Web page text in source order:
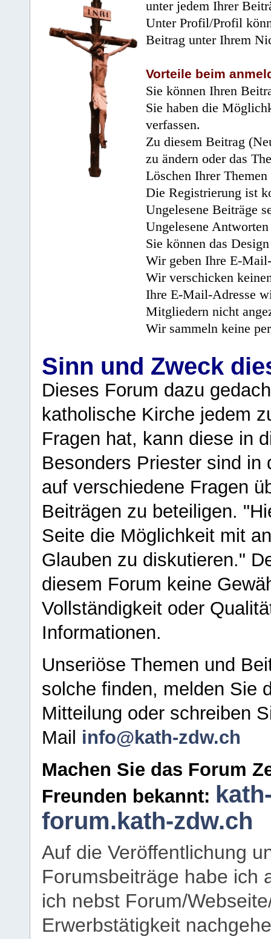
unter jedem Ihrer
Unter Profil/Profil
Beitrag unter Ihrem
Vorteile beim
Sie können Ihren
Sie haben die
verfassen.
Zu diesem Beitrag
zu ändern oder das
Löschen Ihrer
Die Registrierung ist
Ungelesene Beiträge
Ungelesene
Sie können das
Wir geben Ihre E-
Wir verschicken
Ihre E-Mail-Adresse
Mitgliedern nicht
Wir sammeln keine
Sinn und Zweck
Dieses Forum dazu
katholische Kirche jedem
Fragen hat, kann diese in
Besonders Priester sind in
auf verschiedene Fragen
Beiträgen zu beteiligen.
Seite die Möglichkeit mit
Glauben zu diskutieren."
diesem Forum keine
Vollständigkeit oder
Informationen.
Unseriöse Themen und
solche finden, melden Sie
Mitteilung oder schreiben
Mail info@kath-zdw.ch
Machen Sie das Forum
Freunden bekannt:
forum.kath-zdw.ch
Auf die Veröffentlichung
Forumsbeiträge habe ich
ich nebst Forum/
Erwerbstätigkeit